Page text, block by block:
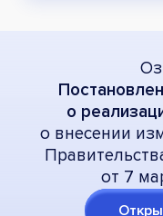
о
о внесении
от 7